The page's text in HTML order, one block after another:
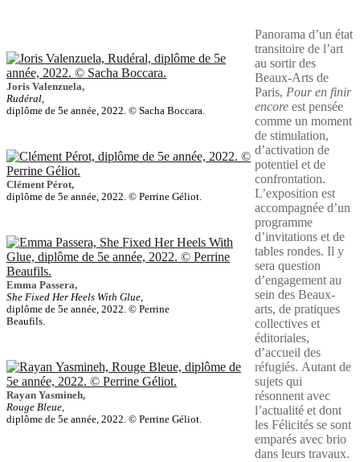
Joris Valenzuela,
Rudéral,
diplôme de 5e année, 2022. © Sacha Boccara.
Clément Pérot,
diplôme de 5e année, 2022. © Perrine Géliot.
Emma Passera,
She Fixed Her Heels With Glue,
diplôme de 5e année, 2022. © Perrine
Beaufils.
Rayan Yasmineh,
Rouge Bleue,
diplôme de 5e année, 2022. © Perrine Géliot.
Panorama d’un état
transitoire de l’art
au sortir des
Beaux-Arts de
Paris, Pour en finir
encore est pensée
comme un moment
de stimulation,
d’activation de
potentiel et de
confrontation.
L’exposition est
accompagnée d’un
programme
d’invitations et de
tables rondes. Il y
sera question
d’engagement au
sein des Beaux-
arts, de pratiques
collectives et
éditoriales,
d’accueil des
réfugiés. Autant de
sujets qui
résonnent avec
l’actualité et dont
les Félicités se sont
emparés avec brio
dans leurs travaux.